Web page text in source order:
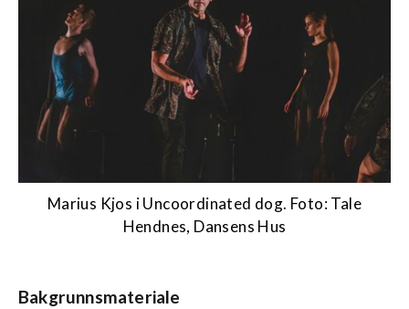
Marius Kjos i Uncoordinated dog. Foto: Tale
Hendnes, Dansens Hus
Bakgrunnsmateriale